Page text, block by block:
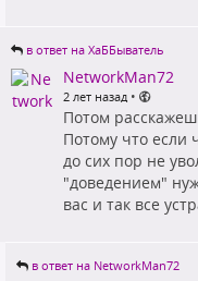
в ответ на ХаББыватель
NetworkMan72
2 лет назад •
Потом
Потому что если
до сих пор не
"доведением"
вас и так все
в ответ на NetworkMan72